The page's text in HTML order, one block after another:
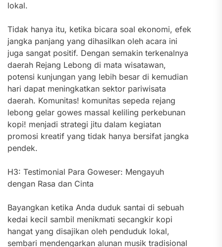
lokal.
Tidak hanya itu, ketika bicara soal ekonomi, efek
jangka panjang yang dihasilkan oleh acara ini
juga sangat positif. Dengan semakin terkenalnya
daerah Rejang Lebong di mata wisatawan,
potensi kunjungan yang lebih besar di kemudian
hari dapat meningkatkan sektor pariwisata
daerah. Komunitas! komunitas sepeda rejang
lebong gelar gowes massal keliling perkebunan
kopi! menjadi strategi jitu dalam kegiatan
promosi kreatif yang tidak hanya bersifat jangka
pendek.
H3: Testimonial Para Goweser: Mengayuh
dengan Rasa dan Cinta
Bayangkan ketika Anda duduk santai di sebuah
kedai kecil sambil menikmati secangkir kopi
hangat yang disajikan oleh penduduk lokal,
sembari mendengarkan alunan musik tradisional